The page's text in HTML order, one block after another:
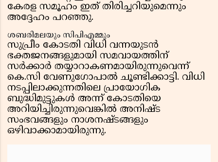
കേരള സമൂഹം ഇത് തിരിച്ചറിയുമെന്നും
അദ്ദേഹം പറഞ്ഞു.
ശബരിമലയും സിപിഎമ്മും
സുപ്രീം കോടതി വിധി വന്നയുടൻ
ഭക്തജനങ്ങളുമായി സമവായത്തിന്
സർക്കാർ തയ്യാറാകണമായിരുന്നുവെന്ന്
കെ.സി വേണുഗോപാൽ ചൂണ്ടിക്കാട്ടി. വിധി
നടപ്പിലാക്കുന്നതിലെ പ്രായോഗിക
ബുദ്ധിമുട്ടുകൾ അന്ന് കോടതിയെ
അറിയിച്ചിരുന്നുവെങ്കിൽ അനിഷ്ട
സംഭവങ്ങളും നാശനഷ്ടങ്ങളും
ഒഴിവാക്കാമായിരുന്നു.